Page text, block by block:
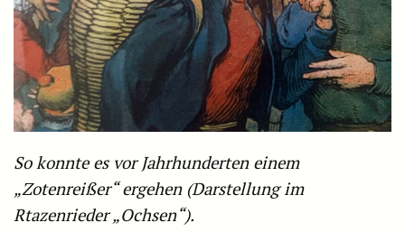
So konnte es vor Jahrhunderten einem
„Zotenreißer“ ergehen (Darstellung im
Rtazenrieder „Ochsen“).